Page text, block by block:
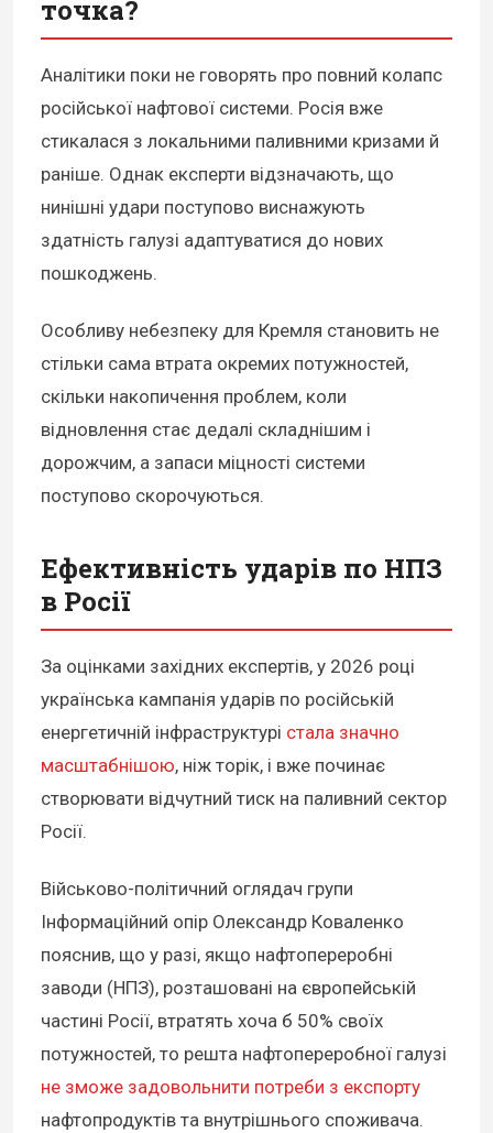
точка?
Аналітики поки не говорять про повний колапс
російської нафтової системи. Росія вже
стикалася з локальними паливними кризами й
раніше. Однак експерти відзначають, що
нинішні удари поступово виснажують
здатність галузі адаптуватися до нових
пошкоджень.
Особливу небезпеку для Кремля становить не
стільки сама втрата окремих потужностей,
скільки накопичення проблем, коли
відновлення стає дедалі складнішим і
дорожчим, а запаси міцності системи
поступово скорочуються.
Ефективність ударів по НПЗ
в Росії
За оцінками західних експертів, у 2026 році
українська кампанія ударів по російській
енергетичній інфраструктурі стала значно
масштабнішою, ніж торік, і вже починає
створювати відчутний тиск на паливний сектор
Росії.
Військово-політичний оглядач групи
Інформаційний опір Олександр Коваленко
пояснив, що у разі, якщо нафтопереробні
заводи (НПЗ), розташовані на європейській
частині Росії, втратять хоча б 50% своїх
потужностей, то решта нафтопереробної галузі
не зможе задовольнити потреби з експорту
нафтопродуктів та внутрішнього споживача.